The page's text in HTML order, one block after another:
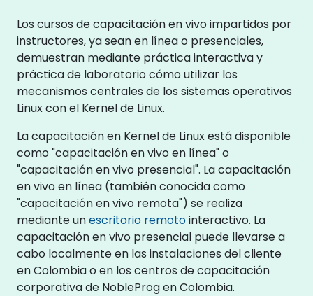
Los cursos de capacitación en vivo impartidos por
instructores, ya sean en línea o presenciales,
demuestran mediante práctica interactiva y
práctica de laboratorio cómo utilizar los
mecanismos centrales de los sistemas operativos
Linux con el Kernel de Linux.
La capacitación en Kernel de Linux está disponible
como "capacitación en vivo en línea" o
"capacitación en vivo presencial". La capacitación
en vivo en línea (también conocida como
"capacitación en vivo remota") se realiza
mediante unescritorio remotointeractivo. La
capacitación en vivo presencial puede llevarse a
cabo localmente en las instalaciones del cliente
en Colombia o en los centros de capacitación
corporativa de NobleProg en Colombia.